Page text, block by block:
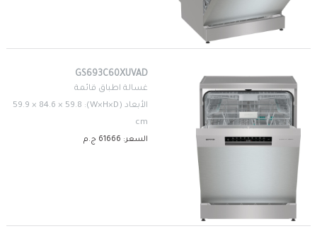
GS693C60XUVAD
غسالة اطباق قائمة
الأبعاد (W×H×D): 59.9 × 84.6 × 59.8
cm
السعر: 61666 ج.م